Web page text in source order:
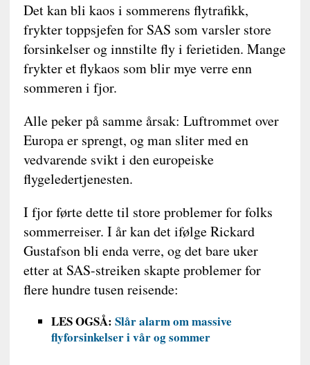
Det kan bli kaos i sommerens flytrafikk,
frykter toppsjefen for SAS som varsler store
forsinkelser og innstilte fly i ferietiden. Mange
frykter et flykaos som blir mye verre enn
sommeren i fjor.
Alle peker på samme årsak: Luftrommet over
Europa er sprengt, og man sliter med en
vedvarende svikt i den europeiske
flygeledertjenesten.
I fjor førte dette til store problemer for folks
sommerreiser. I år kan det ifølge Rickard
Gustafson bli enda verre, og det bare uker
etter at SAS-streiken skapte problemer for
flere hundre tusen reisende:
LES OGSÅ: Slår alarm om massive
flyforsinkelser i vår og sommer